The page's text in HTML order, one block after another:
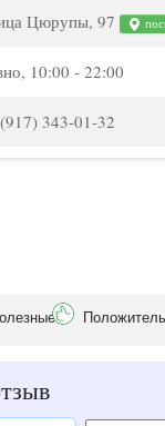
Цюрупы, 97
10:00 - 22:00
343-01-32